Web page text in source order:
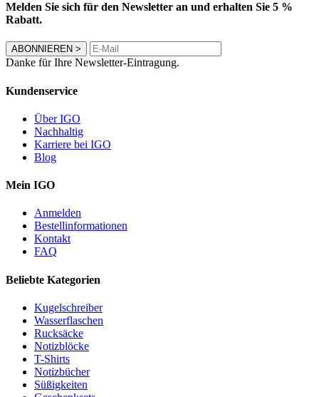
Melden Sie sich für den Newsletter an und erhalten Sie 5 %
Rabatt.
ABONNIEREN >
Danke für Ihre Newsletter-Eintragung.
Kundenservice
Über IGO
Nachhaltig
Karriere bei IGO
Blog
Mein IGO
Anmelden
Bestellinformationen
Kontakt
FAQ
Beliebte Kategorien
Kugelschreiber
Wasserflaschen
Rucksäcke
Notizblöcke
T-Shirts
Notizbücher
Süßigkeiten